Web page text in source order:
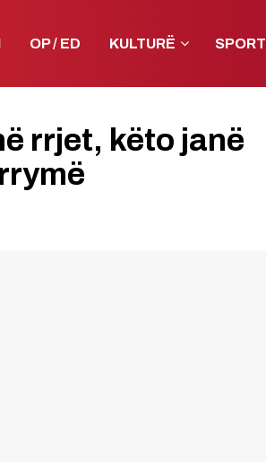
OP / ED KULTURË SPORT
rrjet, këto janë